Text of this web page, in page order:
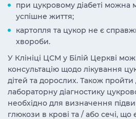
при цукровому діабеті можна
успішне життя;
картопля та цукор не є
хвороби.
У Клініці ЦСМ у Білій Церкві
консультацію щодо лікування
дітей та дорослих. Також пройти
лабораторну діагностику
необхідно для визначення
глюкози в крові та / або сечі, що